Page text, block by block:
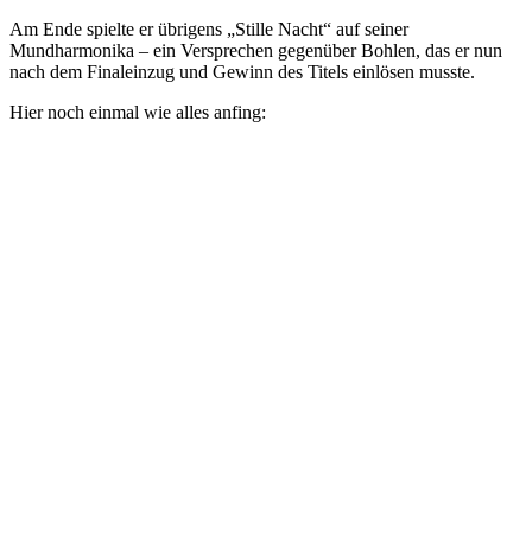
Am Ende spielte er übrigens „Stille Nacht“ auf seiner
Mundharmonika – ein Versprechen gegenüber Bohlen, das er nun
nach dem Finaleinzug und Gewinn des Titels einlösen musste.
Hier noch einmal wie alles anfing: